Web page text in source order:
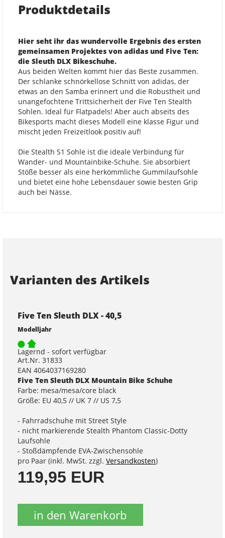
Produktdetails
Hier seht ihr das wundervolle Ergebnis des ersten
gemeinsamen Projektes von adidas und Five Ten:
die Sleuth DLX Bikeschuhe.
Aus beiden Welten kommt hier das Beste zusammen.
Der schlanke schnörkellose Schnitt von adidas, der
etwas an den Samba erinnert und die Robustheit und
unangefochtene Trittsicherheit der Five Ten Stealth
Sohlen. Ideal für Flatpadels! Aber auch abseits des
Bikesports macht dieses Modell eine klasse Figur und
mischt jeden Freizeitlook positiv auf!
Die Stealth S1 Sohle ist die ideale Verbindung für
Wander- und Mountainbike-Schuhe. Sie absorbiert
Stöße besser als eine herkömmliche Gummilaufsohle
und bietet eine hohe Lebensdauer sowie besten Grip
auch bei Nässe.
Varianten des Artikels
Five Ten Sleuth DLX - 40,5
Modelljahr
Lagernd - sofort verfügbar
Art.Nr. 31833
EAN 4064037169280
Five Ten Sleuth DLX Mountain Bike Schuhe
Farbe: mesa/mesa/core black
Größe: EU 40,5 // UK 7 // US 7,5
- Fahrradschuhe mit Street Style
- nicht markierende Stealth Phantom Classic-Dotty
Laufsohle
- Stoßdämpfende EVA-Zwischensohle
pro Paar (inkl. MwSt. zzgl. Versandkosten)
119,95 EUR
in den Warenkorb